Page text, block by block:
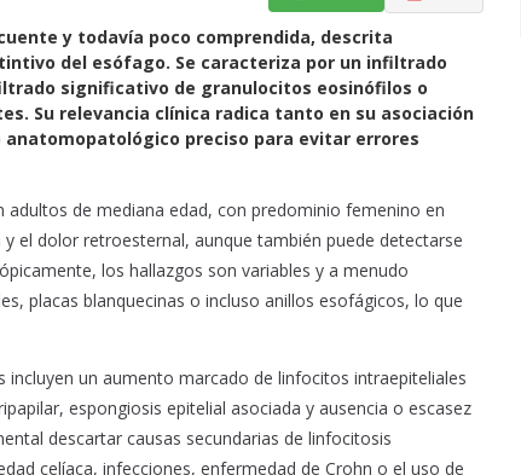
y todavía poco comprendida, descrita
del esófago. Se caracteriza por un infiltrado
significativo de granulocitos eosinófilos o
Su relevancia clínica radica tanto en su asociación
preciso para evitar errores
de mediana edad, con predominio femenino en
el dolor retroesternal, aunque también puede detectarse
los hallazgos son variables y a menudo
placas blanquecinas o incluso anillos esofágicos, lo que
un aumento marcado de linfocitos intraepiteliales
espongiosis epitelial asociada y ausencia o escasez
descartar causas secundarias de linfocitosis
celíaca, infecciones, enfermedad de Crohn o el uso de